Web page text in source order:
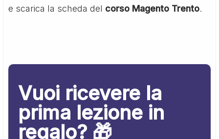
e scarica la scheda del corso Magento Trento.
Vuoi ricevere la
prima lezione in
regalo? 🎁